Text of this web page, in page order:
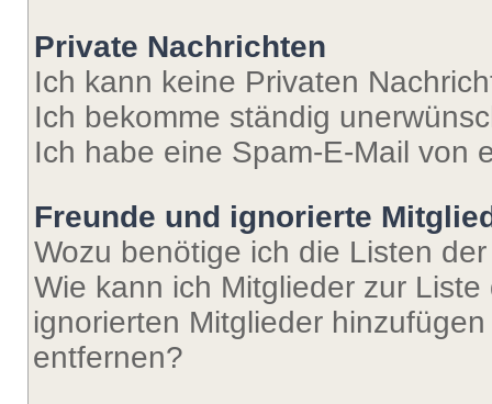
Private Nachrichten
Ich kann keine Privaten
Ich bekomme ständig
Ich habe eine Spam-E-Mail von
Freunde und ignorierte
Wozu benötige ich die Listen
Wie kann ich Mitglieder zur
ignorierten Mitglieder
entfernen?